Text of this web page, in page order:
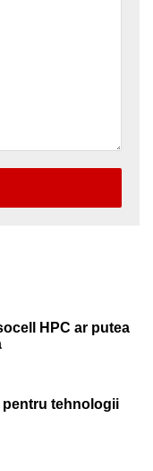
HPC ar putea
pentru tehnologii